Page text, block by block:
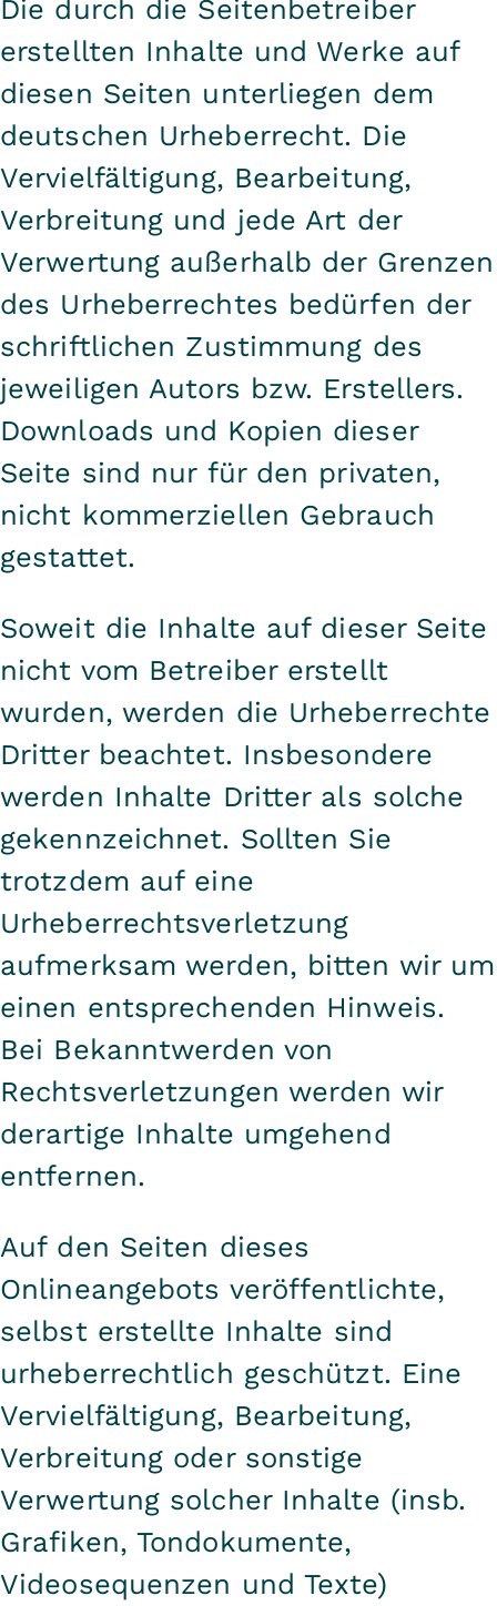
Die durch die Seitenbetreiber
erstellten Inhalte und Werke auf
diesen Seiten unterliegen dem
deutschen Urheberrecht. Die
Vervielfältigung, Bearbeitung,
Verbreitung und jede Art der
Verwertung außerhalb der Grenzen
des Urheberrechtes bedürfen der
schriftlichen Zustimmung des
jeweiligen Autors bzw. Erstellers.
Downloads und Kopien dieser
Seite sind nur für den privaten,
nicht kommerziellen Gebrauch
gestattet.
Soweit die Inhalte auf dieser Seite
nicht vom Betreiber erstellt
wurden, werden die Urheberrechte
Dritter beachtet. Insbesondere
werden Inhalte Dritter als solche
gekennzeichnet. Sollten Sie
trotzdem auf eine
Urheberrechtsverletzung
aufmerksam werden, bitten wir um
einen entsprechenden Hinweis.
Bei Bekanntwerden von
Rechtsverletzungen werden wir
derartige Inhalte umgehend
entfernen.
Auf den Seiten dieses
Onlineangebots veröffentlichte,
selbst erstellte Inhalte sind
urheberrechtlich geschützt. Eine
Vervielfältigung, Bearbeitung,
Verbreitung oder sonstige
Verwertung solcher Inhalte (insb.
Grafiken, Tondokumente,
Videosequenzen und Texte)